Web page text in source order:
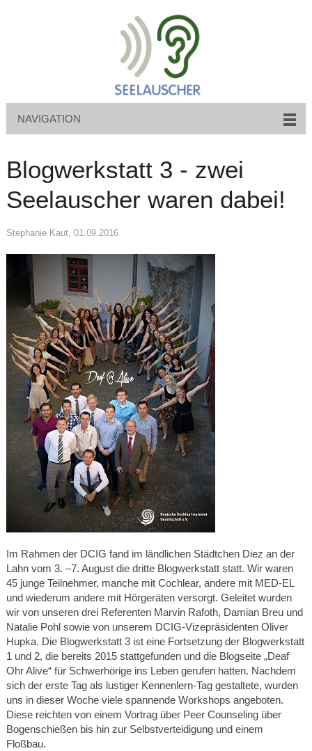
NAVIGATION
Blogwerkstatt 3 - zwei
Seelauscher waren dabei!
Stephanie Kaut, 01.09.2016
Im Rahmen der DCIG fand im ländlichen Städtchen Diez an der
Lahn vom 3. –7. August die dritte Blogwerkstatt statt. Wir waren
45 junge Teilnehmer, manche mit Cochlear, andere mit MED-EL
und wiederum andere mit Hörgeräten versorgt. Geleitet wurden
wir von unseren drei Referenten Marvin Rafoth, Damian Breu und
Natalie Pohl sowie von unserem DCIG-Vizepräsidenten Oliver
Hupka. Die Blogwerkstatt 3 ist eine Fortsetzung der Blogwerkstatt
1 und 2, die bereits 2015 stattgefunden und die Blogseite „Deaf
Ohr Alive“ für Schwerhörige ins Leben gerufen hatten. Nachdem
sich der erste Tag als lustiger Kennenlern-Tag gestaltete, wurden
uns in dieser Woche viele spannende Workshops angeboten.
Diese reichten von einem Vortrag über Peer Counseling über
Bogenschießen bis hin zur Selbstverteidigung und einem
Floßbau.